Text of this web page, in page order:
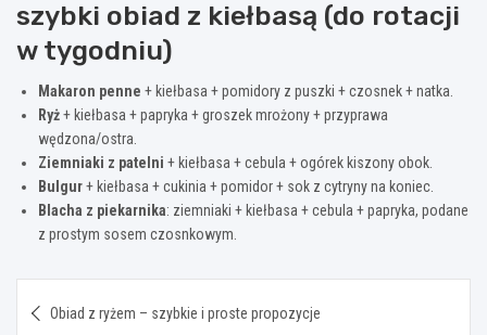
szybki obiad z kiełbasą (do rotacji
w tygodniu)
Makaron penne + kiełbasa + pomidory z puszki + czosnek + natka.
Ryż+ kiełbasa + papryka + groszek mrożony + przyprawa
wędzona/ostra.
Ziemniaki z patelni + kiełbasa + cebula + ogórek kiszony obok.
Bulgur+ kiełbasa + cukinia + pomidor + sok z cytryny na koniec.
Blacha z piekarnika: ziemniaki + kiełbasa + cebula + papryka, podane
z prostym sosem czosnkowym.
Obiad z ryżem – szybkie i proste propozycje